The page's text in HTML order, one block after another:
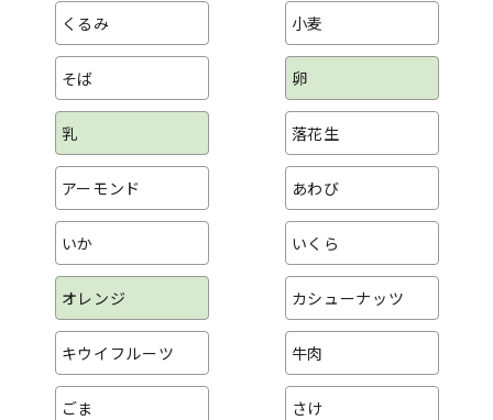
くるみ 小麦
そば 卵
乳 落花生
アーモンド あわび
いか いくら
オレンジ カシューナッツ
キウイフルーツ 牛肉
ごま さけ